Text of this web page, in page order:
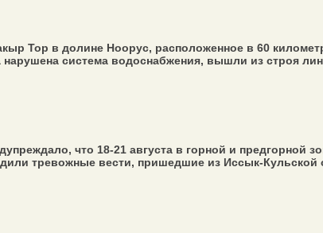
Тор в долине Ноорус, расположенное в 60
система водоснабжения, вышли из строя
что 18-21 августа в горной и
тревожные вести, пришедшие из Иссык-Кульской